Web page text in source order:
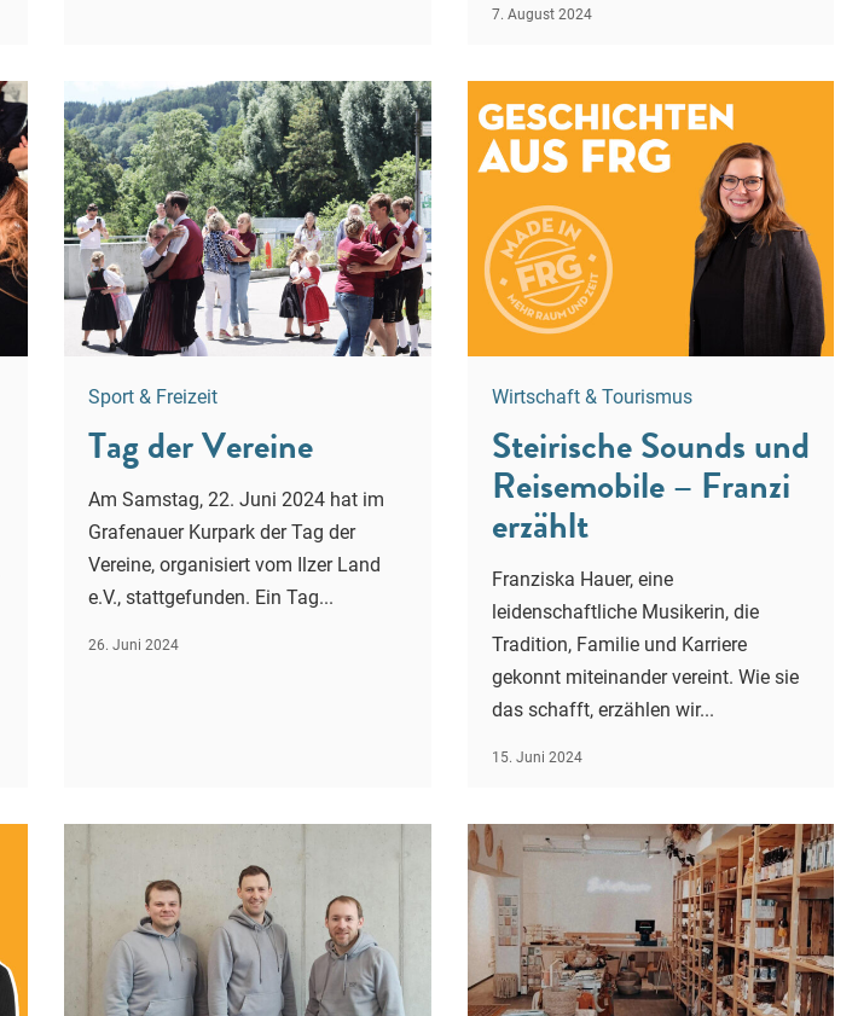
7. August 2024
Sport & Freizeit
Tag der Vereine
Am Samstag, 22. Juni 2024 hat im
Grafenauer Kurpark der Tag der
Vereine, organisiert vom Ilzer Land
e.V., stattgefunden. Ein Tag...
26. Juni 2024
Wirtschaft & Tourismus
Steirische Sounds und
Reisemobile – Franzi
erzählt
Franziska Hauer, eine
leidenschaftliche Musikerin, die
Tradition, Familie und Karriere
gekonnt miteinander vereint. Wie sie
das schafft, erzählen wir...
15. Juni 2024